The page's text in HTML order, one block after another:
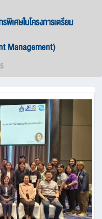
เศษในโครงการเตรียม
Management)